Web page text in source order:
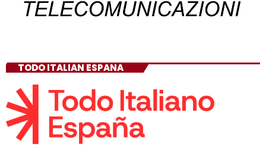
TODO ITALIAN ESPANA